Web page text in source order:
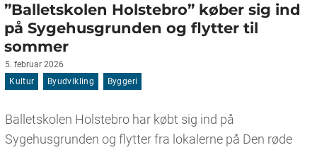
”Balletskolen Holstebro” køber sig ind
på Sygehusgrunden og flytter til
sommer
5. februar 2026
Kultur
Byudvikling Byggeri
Balletskolen Holstebro har købt sig ind på
Sygehusgrunden og flytter fra lokalerne på Den røde